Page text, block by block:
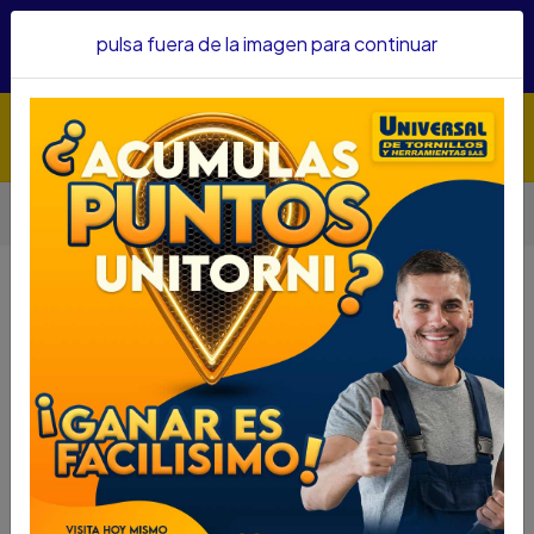
confianza&nbsp;Recibe un KIT PARRILLERO por compras
Inicio Seguridad
Cerraduras
CERRADURA YALE SOBRE 107 70 2B SD 0007194
CERRADURA YALE SOBRE 107 70 2B
SD 0007194
CERRADURA YALE SOBRE 107 70 2B SD 0007194
SKU...43320120
DESCRIPCIÓN...
Cerradura Sobreponer 107 70 2 Bulones Soldar
Izquierda La foto de este producto es adaptada y
ambientada por lo tanto no incluye ningún elemento o
pulsa fuera de la imagen para continuar